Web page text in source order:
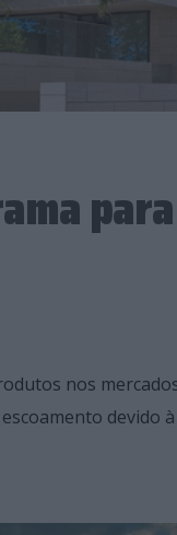
nos
devido